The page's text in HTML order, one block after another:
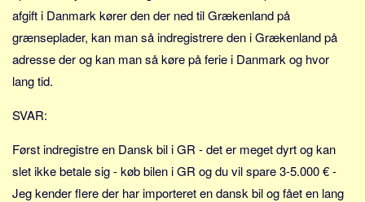
Norge
Thailand
USA
Alle
Nøgleord
afgift i Danmark kører den der ned til Grækenland på
grænseplader, kan man så indregistrere den i Grækenland på
adresse der og kan man så køre på ferie i Danmark og hvor
lang tid.
SVAR:
Først indregistre en Dansk bil i GR - det er meget dyrt og kan
slet ikke betale sig - køb bilen i GR og du vil spare 3-5.000 € -
Jeg kender flere der har importeret en dansk bil og fået en lang